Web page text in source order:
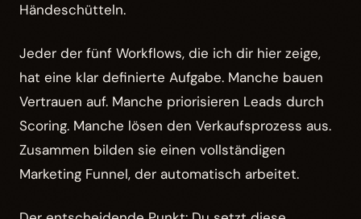
Händeschütteln.
Jeder der fünf Workflows, die ich dir hier zeige,
hat eine klar definierte Aufgabe. Manche bauen
Vertrauen auf. Manche priorisieren Leads durch
Scoring. Manche lösen den Verkaufsprozess aus.
Zusammen bilden sie einen vollständigen
Marketing Funnel, der automatisch arbeitet.